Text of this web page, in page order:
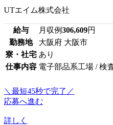
UTエイム株式会社
給与 月収例306,609円
勤務地
大阪府 大阪市
寮・社宅 あり
仕事内容 電子部品系工場 / 検
＼最短45秒で完了／
応募へ進む
詳しく